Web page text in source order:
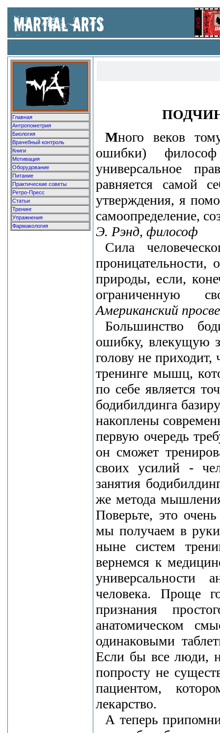
Главная
Антропометрия
Биология
Врачебный контроль
Книги
Мотивация
Оборудование
Питание
Практические советы
Ретро-Пресс
Статьи
Тренинг
Упражнения
Фармакология
Много веков
ошибки)
универсальное
равняется самой
утверждения, я
самоопределение,
Э. Рэнд, философ
Сила
проницательности,
природы, если,
ограниченную
Американский
Большинство
ошибку, влекущую
голову не приходит,
тренинге мышц,
по себе является
бодибилдинга
накоплены
первую очередь
он сможет
своих усилий -
занятия
же метода
Поверьте, это
мы получаем в
ныне систем
вернемся к
универсальности
человека. Проще
признания
анатомическом
одинаковыми
Если бы все люди,
попросту не
пациентом,
лекарство.
А теперь